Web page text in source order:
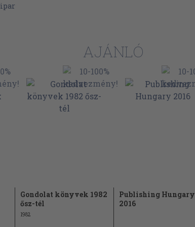
25
49
51
67
AJÁNLÓ
Gondolat könyvek 1982
ősz-tél
1982
Publishing Hungary
2016